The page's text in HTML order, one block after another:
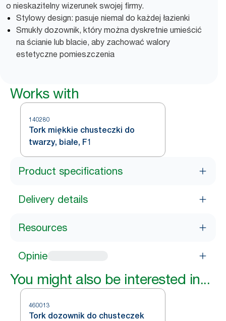
o nieskazitelny wizerunek swojej firmy.
Stylowy design: pasuje niemal do każdej łazienki
Smukły dozownik, który można dyskretnie umieścić
na ścianie lub blacie, aby zachować walory
estetyczne pomieszczenia
Works with
140280
Tork miękkie chusteczki do
twarzy, białe, F1
Product specifications
Delivery details
Resources
Opinie
You might also be interested in...
460013
Tork dozownik do chusteczek